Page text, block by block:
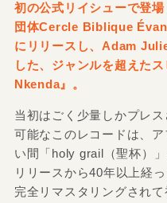
初の公式リイシューで登
団体Cercle Biblique
にリリースし、Adam
した、ジャンルを超えた
Nkenda』。
当初はごく少量しかプレ
可能なこのレコードは、
い間「holy grail（聖杯）
リリースから40年以上経
完全リマスタリングされ